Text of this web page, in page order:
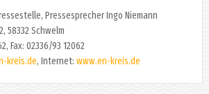
Pressesprecher Ingo Niemann
58332 Schwelm
Fax: 02336/93 12062
kreis.de, Internet: www.en-kreis.de